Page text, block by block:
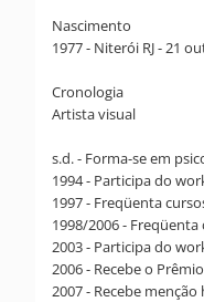
Nascimento
1977 - Niterói RJ - 21
Cronologia
Artista visual
s.d. - Forma-se em
1994 - Participa do
1997 - Freqüenta
1998/2006 - Freqüenta
2003 - Participa do
2006 - Recebe o
2007 - Recebe